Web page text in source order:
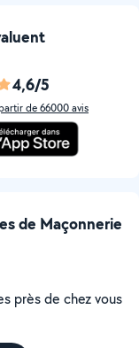
4,6/5
de 66000 avis
de Maçonnerie
près de chez vous